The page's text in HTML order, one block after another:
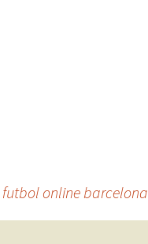
futbol online barcelona